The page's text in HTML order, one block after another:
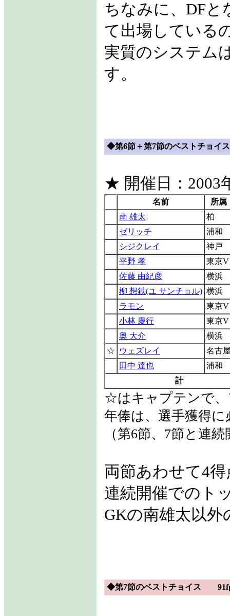
ちなみに、DFと
て出場している
実質のシステム
す。
◆第6節＋第7節のベストチョ
★ 開催日：2003
名前
所属
南 雄太
柏
ゼリッチ
浦和
シジクレイ
神戸
平野 孝
東京V
佐藤 由紀彦
横浜
柳 想鉄(ユ サンチョル) 横浜
ラモン
東京V
小林 慶行
東京V
奥 大介
横浜
☆
ウェズレイ
名古
田中 達也
浦和
計
☆はキャプテンで
年俸は、選手獲得
（第6節、7節と連
両節あわせて4
連続開催でのト
GKの南雄太以
◆第7節のベストチョイス